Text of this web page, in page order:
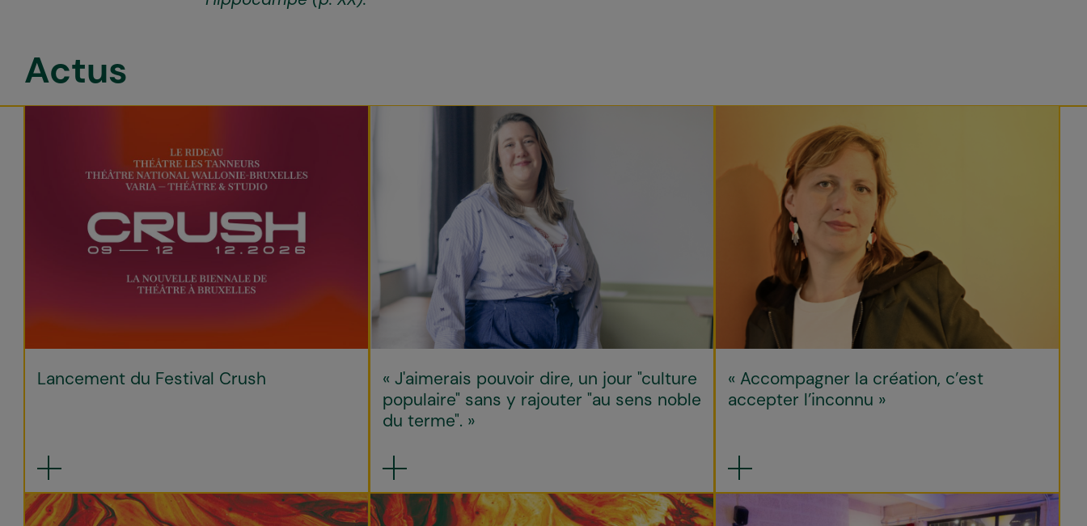
Actus
Lancement du Festival Crush
« J'aimerais pouvoir dire, un jour "culture
populaire" sans y rajouter "au sens noble
du terme". »
« Accompagner la création, c’est
accepter l’inconnu »